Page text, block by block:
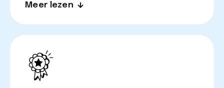
en uw zoekwoorden, creëren we een
de tijd evolueert.
Meer lezen